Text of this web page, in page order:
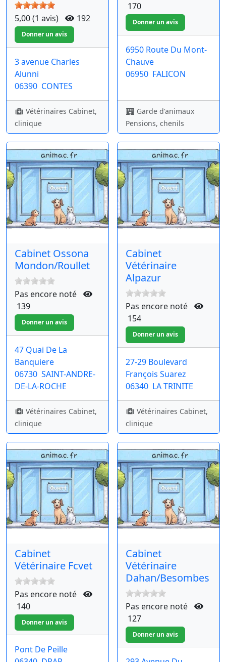
5,00 (1 avis) 192
3 avenue Charles
Alunni
06390 CONTES
Vétérinaires Cabinet,
clinique
170
6950 Route Du Mont-
Chauve
06950 FALICON
Garde d'animaux
Pensions, chenils
Cabinet Ossona
Mondon/Roullet
Pas encore noté
139
47 Quai De La
Banquiere
06730 SAINT-ANDRE-
DE-LA-ROCHE
Vétérinaires Cabinet,
clinique
Cabinet
Vétérinaire
Alpazur
Pas encore noté
154
27-29 Boulevard
François Suarez
06340 LA TRINITE
Vétérinaires Cabinet,
clinique
Cabinet
Vétérinaire Fcvet
Pas encore noté
140
Pont De Peille
Cabinet
Vétérinaire
Dahan/Besombes
Pas encore noté
127